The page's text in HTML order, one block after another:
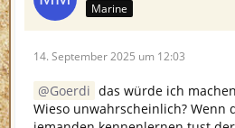
Marine
14. September 2025 um 12:03
Goerdi das würde ich
Wieso unwahrscheinlich? Wenn